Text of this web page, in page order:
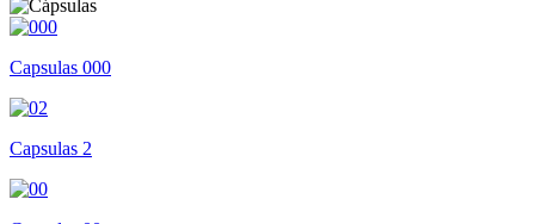
Capsulas 000
Capsulas 2